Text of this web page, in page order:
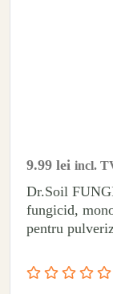
9.99 lei incl.
Dr.Soil
fungicid,
pentru